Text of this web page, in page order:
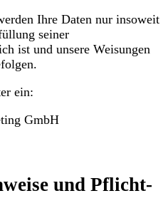
Ihre Daten nur insoweit
seiner
ist und unsere Weisungen
ein:
GmbH
und Pflicht­